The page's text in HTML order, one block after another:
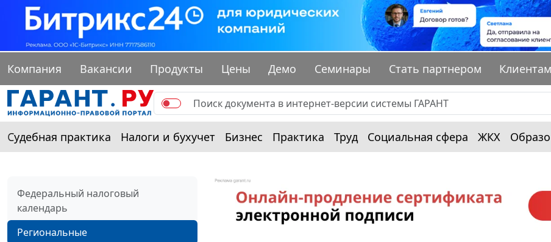
Компания Вакансии Продукты Цены Демо Семинары Стать партнером Клиентам
Судебная практика Налоги и бухучет Бизнес Практика Труд Социальная сфера ЖКХ
Федеральный налоговый
календарь
Региональные